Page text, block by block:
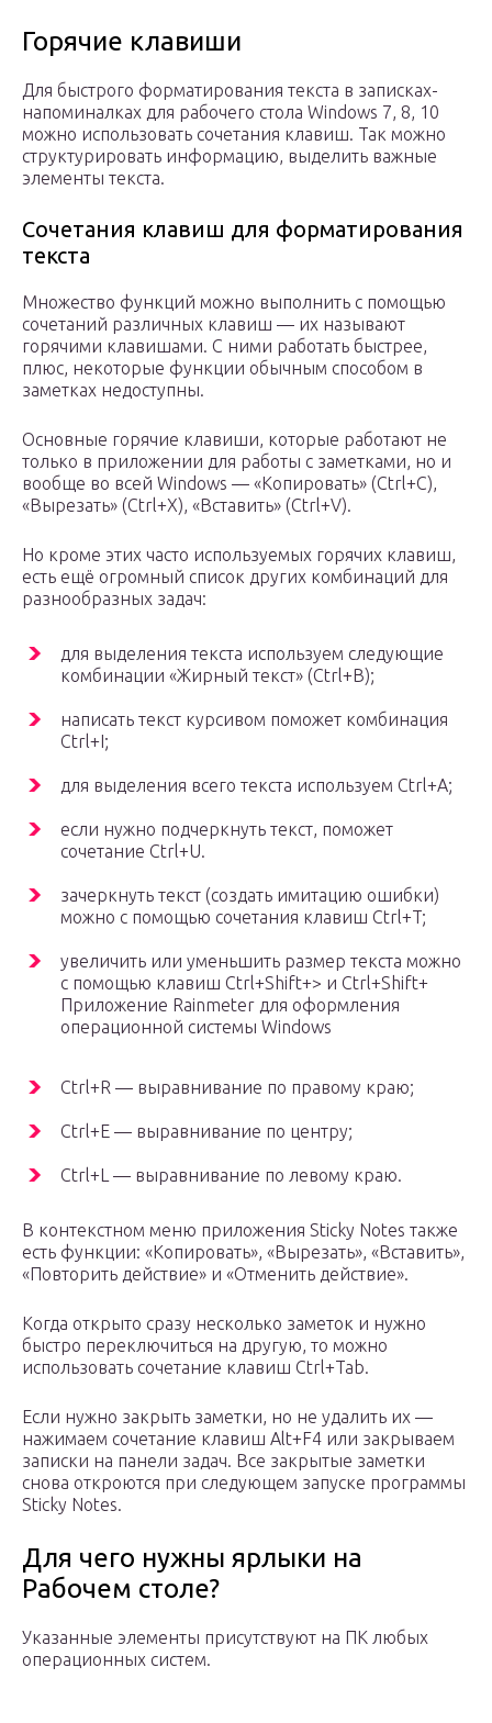
Горячие клавиши
Для быстрого форматирования текста в записках-
напоминалках для рабочего стола Windows 7, 8, 10
можно использовать сочетания клавиш. Так можно
структурировать информацию, выделить важные
элементы текста.
Сочетания клавиш для форматирования
текста
Множество функций можно выполнить с помощью
сочетаний различных клавиш — их называют
горячими клавишами. С ними работать быстрее,
плюс, некоторые функции обычным способом в
заметках недоступны.
Основные горячие клавиши, которые работают не
только в приложении для работы с заметками, но и
вообще во всей Windows — «Копировать» (Ctrl+C),
«Вырезать» (Ctrl+X), «Вставить» (Ctrl+V).
Но кроме этих часто используемых горячих клавиш,
есть ещё огромный список других комбинаций для
разнообразных задач:
для выделения текста используем следующие
комбинации «Жирный текст» (Ctrl+B);
написать текст курсивом поможет комбинация
Ctrl+I;
для выделения всего текста используем Ctrl+A;
если нужно подчеркнуть текст, поможет
сочетание Ctrl+U.
зачеркнуть текст (создать имитацию ошибки)
можно с помощью сочетания клавиш Ctrl+T;
увеличить или уменьшить размер текста можно
с помощью клавиш Ctrl+Shift+> и Ctrl+Shift+
Приложение Rainmeter для оформления
операционной системы Windows
Ctrl+R — выравнивание по правому краю;
Ctrl+E — выравнивание по центру;
Ctrl+L — выравнивание по левому краю.
В контекстном меню приложения Sticky Notes также
есть функции: «Копировать», «Вырезать», «Вставить»,
«Повторить действие» и «Отменить действие».
Когда открыто сразу несколько заметок и нужно
быстро переключиться на другую, то можно
использовать сочетание клавиш Ctrl+Tab.
Если нужно закрыть заметки, но не удалить их —
нажимаем сочетание клавиш Alt+F4 или закрываем
записки на панели задач. Все закрытые заметки
снова откроются при следующем запуске программы
Sticky Notes.
Для чего нужны ярлыки на
Рабочем столе?
Указанные элементы присутствуют на ПК любых
операционных систем.